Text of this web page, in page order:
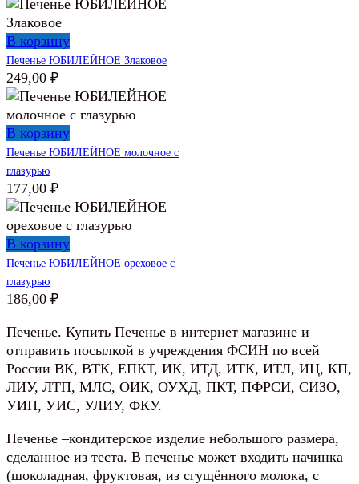
В корзину
Печенье ЮБИЛЕЙНОЕ Злаковое
249,00 ₽
В корзину
Печенье ЮБИЛЕЙНОЕ молочное с
глазурью
177,00 ₽
В корзину
Печенье ЮБИЛЕЙНОЕ ореховое с
глазурью
186,00 ₽
Печенье. Купить Печенье в интернет магазине и
отправить посылкой в учреждения ФСИН по всей
России ВК, ВТК, ЕПКТ, ИК, ИТД, ИТК, ИТЛ, ИЦ, КП,
ЛИУ, ЛТП, МЛС, ОИК, ОУХД, ПКТ, ПФРСИ, СИЗО,
УИН, УИС, УЛИУ, ФКУ.
Печенье –кондитерское изделие небольшого размера,
сделанное из теста. В печенье может входить начинка
(шоколадная, фруктовая, из сгущённого молока, с